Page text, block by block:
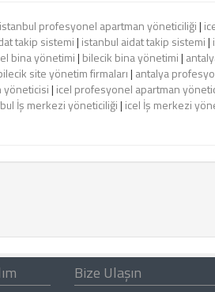
istanbul profesyonel apartman yöneticiliği|
takip sistemi| istanbul aidat takip sistemi|
bina yönetimi| bilecik bina yönetimi|
site yönetim firmaları| antalya
yöneticisi| icel profesyonel apartman
İş merkezi yöneticiliği| icel İş merkezi
Bize Ulaşın